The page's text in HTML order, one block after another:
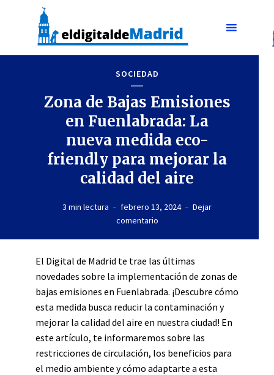
SOCIEDAD
Zona de Bajas Emisiones
en Fuenlabrada: La
nueva medida eco-
friendly para mejorar la
calidad del aire
3 min lectura febrero 13, 2024
Dejar
comentario
El Digital de Madrid te trae las últimas
novedades sobre la implementación de zonas de
bajas emisiones en Fuenlabrada. ¡Descubre cómo
esta medida busca reducir la contaminación y
mejorar la calidad del aire en nuestra ciudad! En
este artículo, te informaremos sobre las
restricciones de circulación, los beneficios para
el medio ambiente y cómo adaptarte a esta